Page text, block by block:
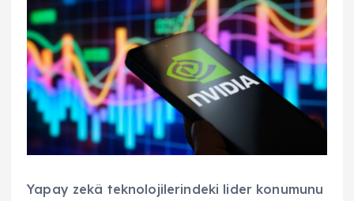
Yapay zekâ teknolojilerindeki lider konumunu